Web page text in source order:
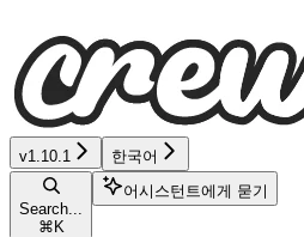
v1.10.1 한국어
Search...
⌘ K
어시스턴트에게 묻기